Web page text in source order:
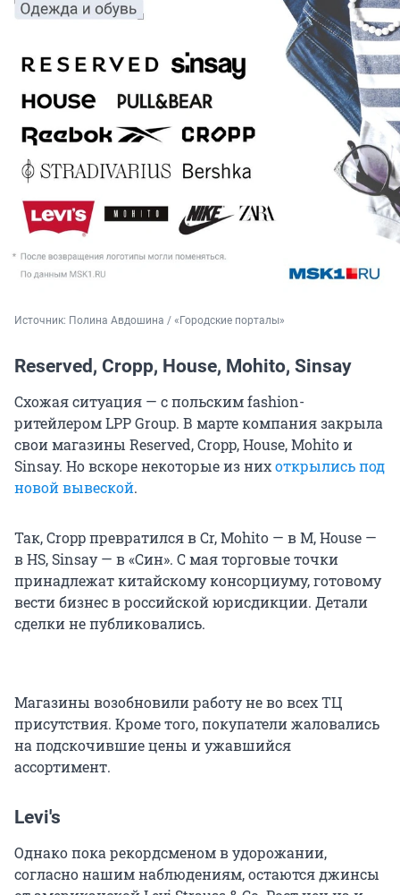
Источник: Полина Авдошина / «Городские порталы»
Reserved, Cropp, House, Mohito, Sinsay
Схожая ситуация — с польским fashion-
ритейлером LPP Group. В марте компания закрыла
свои магазины Reserved, Cropp, House, Mohito и
Sinsay. Но вскоре некоторые из нихоткрылись под
новой вывеской.
Так, Cropp превратился в Cr, Mohito — в M, House —
в HS, Sinsay — в «Син». С мая торговые точки
принадлежат китайскому консорциуму, готовому
вести бизнес в российской юрисдикции. Детали
сделки не публиковались.
Магазины возобновили работу не во всех ТЦ
присутствия. Кроме того, покупатели жаловались
на подскочившие цены и ужавшийся
ассортимент.
Levi's
Однако пока рекордсменом в удорожании,
согласно нашим наблюдениям, остаются джинсы